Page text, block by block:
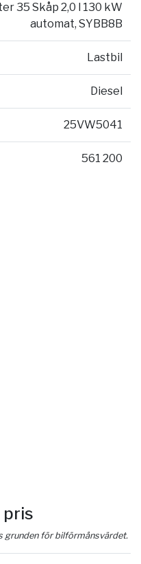
35 Skåp 2,0 l 130 kW
automat, SYBB8B
Lastbil
Diesel
25VW5041
561 200
pris
grunden för bilförmånsvärdet.